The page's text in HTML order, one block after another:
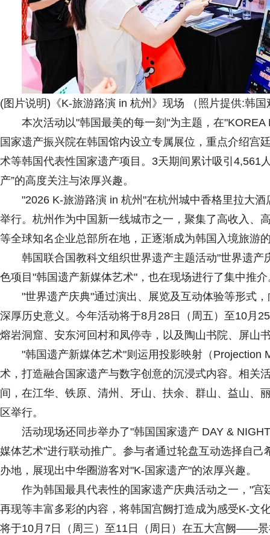
(图片说明)《K-旅游路演 in 杭州》现场 （照片提供:韩国
本次活动以"韩国最美的每一刻"为主题，在
国家遗产振兴院在韩国馆内设立专属展位，重点介绍宫
术等韩国代表性国家遗产项目。3天期间累计吸引4,561
产”的高度关注与浓厚兴趣。
"2026 K-旅游路演 in 杭州"在杭州城中香格里拉大
举行。杭州作为中国新一线城市之一，聚集了高收入、
等全球知名企业总部所在地，正逐渐成为韩国入境旅游
韩国联合国教科文组织世界遗产主题活动"世界遗
色项目"韩国遗产新媒体艺术"，也在现场进行了集中推介
"世界遗产庆典"通过演出、展览及互动体验等形式
深厚历史意义。今年活动将于8月28日（周五）至10月
熔岩洞窟、安东河回村和凤停寺，以及陶山书院、屏山
"韩国遗产新媒体艺术"则运用投影映射（Projection
术，打造融合国家遗产与数字创意的沉浸式内容。相关
间，在江华、铁原、清州、牙山、扶余、群山、益山、
区举行。
活动现场还同步举办了"韩国国家遗产 DAY &
媒体艺术"进行联动推广。参与者通过轮盘互动选择自
办地，展现出中华圈游客对"K-国家遗产"的浓厚兴趣。
作为韩国最具代表性的国家遗产庆典活动之一，"
再现等丰富多彩的内容，将韩国宫阙打造成为感受K-文
将于10月7日（周三）至11日（周日）在五大宫阙——